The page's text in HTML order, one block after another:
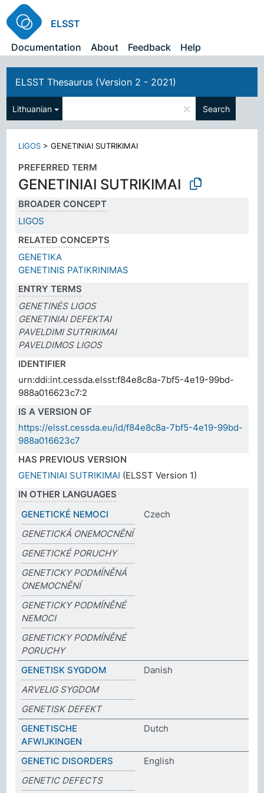
ELSST
Documentation
About Feedback Help
ELSST Thesaurus (Version 2 - 2021)
Lithuanian × Search
LIGOS >GENETINIAI SUTRIKIMAI
PREFERRED TERM
GENETINIAI SUTRIKIMAI
BROADER CONCEPT
LIGOS
RELATED CONCEPTS
GENETIKA
GENETINIS PATIKRINIMAS
ENTRY TERMS
GENETINĖS LIGOS
GENETINIAI DEFEKTAI
PAVELDIMI SUTRIKIMAI
PAVELDIMOS LIGOS
IDENTIFIER
urn:ddi:int.cessda.elsst:f84e8c8a-7bf5-4e19-99bd-
988a016623c7:2
IS A VERSION OF
https://elsst.cessda.eu/id/f84e8c8a-7bf5-4e19-99bd-
988a016623c7
HAS PREVIOUS VERSION
GENETINIAI SUTRIKIMAI (ELSST Version 1)
IN OTHER LANGUAGES
GENETICKÉ NEMOCI
Czech
GENETICKÁ ONEMOCNĚNÍ
GENETICKÉ PORUCHY
GENETICKY PODMÍNĚNÁ
ONEMOCNĚNÍ
GENETICKY PODMÍNĚNÉ
NEMOCI
GENETICKY PODMÍNĚNÉ
PORUCHY
GENETISK SYGDOM
Danish
ARVELIG SYGDOM
GENETISK DEFEKT
GENETISCHE
AFWIJKINGEN
Dutch
GENETIC DISORDERS
English
GENETIC DEFECTS